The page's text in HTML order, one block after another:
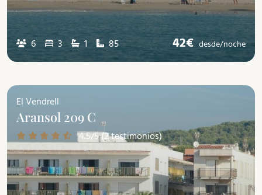
6 3 1 85 42€ desde/noche
El Vendrell
Aransol 209 C
4.5/5 (2 testimonios)